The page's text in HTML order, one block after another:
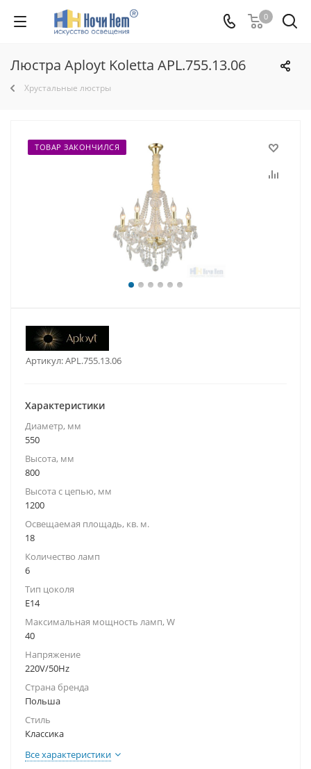
0
Люстра Aployt Koletta APL.755.13.06
Хрустальные люстры
ТОВАР ЗАКОНЧИЛСЯ
Артикул:APL.755.13.06
Характеристики
Диаметр, мм
550
Высота, мм
800
Высота с цепью, мм
1200
Освещаемая площадь, кв. м.
18
Количество ламп
6
Тип цоколя
E14
Максимальная мощность ламп, W
40
Напряжение
220V/50Hz
Страна бренда
Польша
Стиль
Классика
Все характеристики